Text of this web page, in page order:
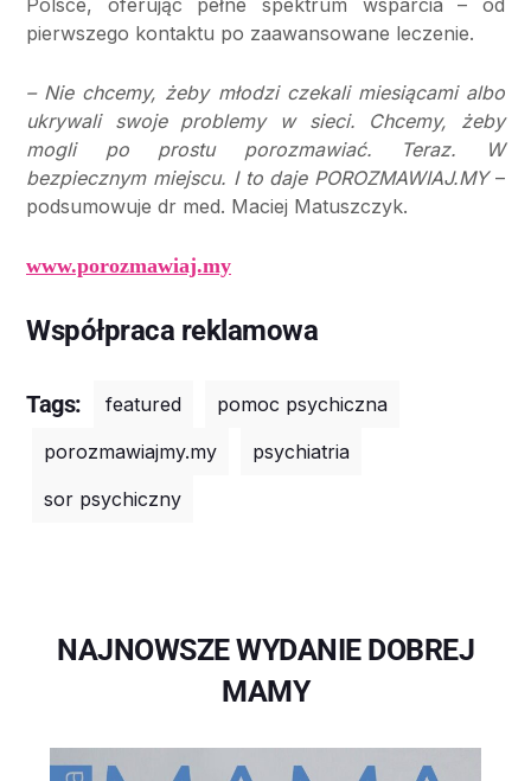
Polsce, oferując pełne spektrum wsparcia – od
pierwszego kontaktu po zaawansowane leczenie.
– Nie chcemy, żeby młodzi czekali miesiącami albo
ukrywali swoje problemy w sieci. Chcemy, żeby
mogli po prostu porozmawiać. Teraz. W
bezpiecznym miejscu. I to daje POROZMAWIAJ.MY–
podsumowuje dr med. Maciej Matuszczyk.
www.porozmawiaj.my
Współpraca reklamowa
Tags: featured
pomoc psychiczna
porozmawiajmy.my
psychiatria
sor psychiczny
NAJNOWSZE WYDANIE DOBREJ
MAMY